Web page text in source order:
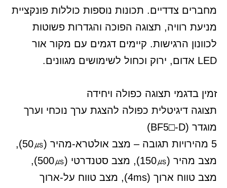
מחברים צדדיים. תכונות נוספות כוללות פונקציית
מניעת רוויה, תצוגה הפוכה והגדרות פשוטות
לכוונון הרגישות. קיימים דגמים עם מקור אור
LED אדום, ירוק וכחול לשימושים מגוונים.
זמין בדגמי תצוגה כפולה ויחידה
תצוגה דיגיטלית כפולה להצגת ערך נוכחי וערך
מוגדר (BF5□-D)
5 מהירויות תגובה – מצב אולטרא-מהיר (50㎲),
מצב מהיר (150㎲), מצב סטנדרטי (500㎲),
מצב טווח ארוך (4ms), מצב טווח על-ארוך